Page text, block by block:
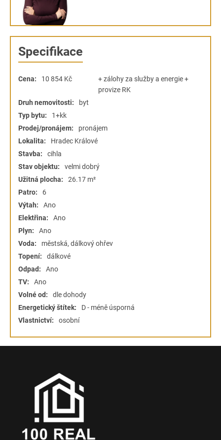
Specifikace
Cena: 10 854 Kč
+ zálohy za služby a energie +
provize RK
Druh nemovitosti:
byt
Typ bytu:
1+kk
Prodej/pronájem:
pronájem
Lokalita:
Hradec Králové
Stavba:
cihla
Stav objektu:
velmi dobrý
Užitná plocha:
26.17 m²
Patro:
6
Výtah:
Ano
Elektřina:
Ano
Plyn:
Ano
Voda:
městská, dálkový ohřev
Topení:
dálkové
Odpad:
Ano
TV:
Ano
Volné od:
dle dohody
Energetický štítek:
D - méně úsporná
Vlastnictví:
osobní